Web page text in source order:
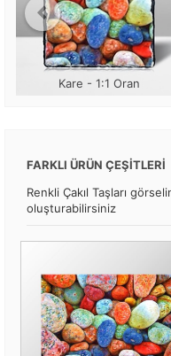
Kare - 1:1 Oran
FARKLI ÜRÜN ÇEŞİTLERİ
Renkli Çakıl Taşları
oluşturabilirsiniz